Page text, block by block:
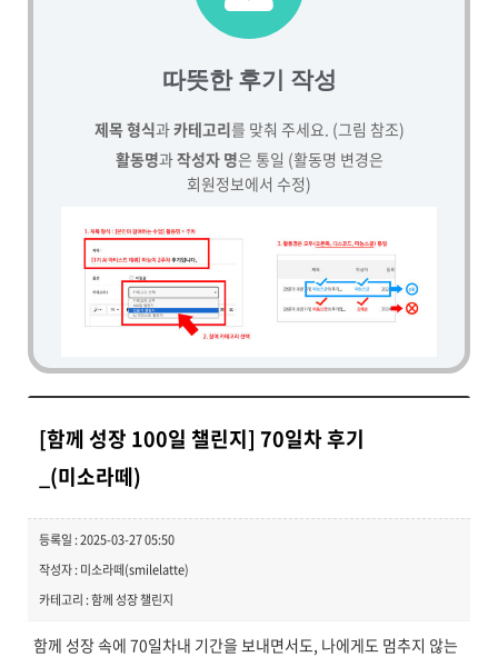
따뜻한 후기 작성
제목 형식과카테고리를 맞춰 주세요. (그림 참조)
활동명과작성자 명은 통일 (활동명 변경은
회원정보에서 수정)
[함께 성장 100일 챌린지] 70일차 후기
_(미소라떼)
등록일 : 2025-03-27 05:50
작성자 : 미소라떼(smilelatte)
카테고리 : 함께 성장 챌린지
함께 성장 속에 70일차내 기간을 보내면서도, 나에게도 멈추지 않는